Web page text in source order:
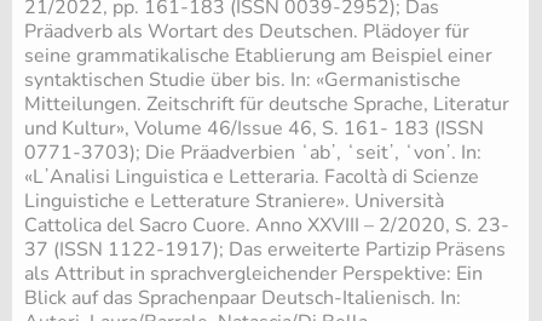
21/2022, pp. 161-183 (ISSN 0039-2952); Das
Präadverb als Wortart des Deutschen. Plädoyer für
seine grammatikalische Etablierung am Beispiel einer
syntaktischen Studie über bis. In: «Germanistische
Mitteilungen. Zeitschrift für deutsche Sprache, Literatur
und Kultur», Volume 46/Issue 46, S. 161- 183 (ISSN
0771-3703); Die Präadverbien ʻabʼ, ʻseitʼ, ʻvonʼ. In:
«LʼAnalisi Linguistica e Letteraria. Facoltà di Scienze
Linguistiche e Letterature Straniere». Università
Cattolica del Sacro Cuore. Anno XXVIII – 2/2020, S. 23-
37 (ISSN 1122-1917); Das erweiterte Partizip Präsens
als Attribut in sprachvergleichender Perspektive: Ein
Blick auf das Sprachenpaar Deutsch-Italienisch. In: